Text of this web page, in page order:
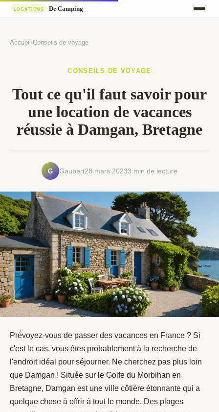
Accueil ›Conseils de voyage
CONSEILS DE VOYAGE
Tout ce qu'il faut savoir pour
une location de vacances
réussie à Damgan, Bretagne
G Gaubert28 mars 20233 min de lecture
Prévoyez-vous de passer des vacances en France ? Si
c'est le cas, vous êtes probablement à la recherche de
l'endroit idéal pour séjourner. Ne cherchez pas plus loin
que Damgan ! Située sur le Golfe du Morbihan en
Bretagne, Damgan est une ville côtière étonnante qui a
quelque chose à offrir à tout le monde. Des plages